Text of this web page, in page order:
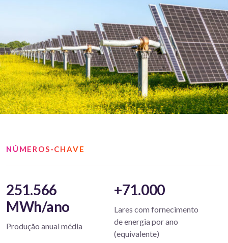
NÚMEROS-CHAVE
251.566
MWh/ano
Produção anual média
+71.000
Lares com fornecimento
de energia por ano
(equivalente)